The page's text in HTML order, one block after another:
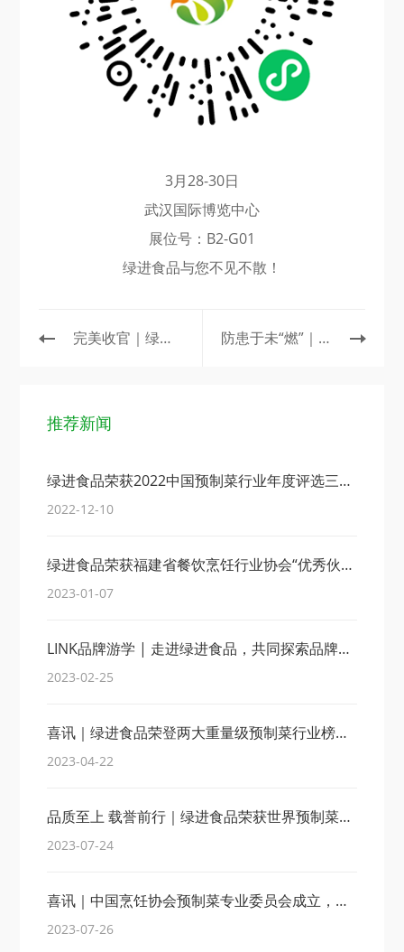
3月28-30日
武汉国际博览中心
展位号：B2-G01
绿进食品与您不见不散！
完美收官｜绿进食品2023第十一届中国食材电商节精彩回顾！ 防患于未“燃”｜第一届“绿进杯”消防技能大赛圆满举行！
推荐新闻
绿进食品荣获2022中国预制菜行业年度评选三大奖项！
2022-12-10
绿进食品荣获福建省餐饮烹饪行业协会“优秀伙伴奖”！
2023-01-07
LINK品牌游学 | 走进绿进食品，共同探索品牌供应链产业运营机密。
2023-02-25
喜讯｜绿进食品荣登两大重量级预制菜行业榜单！
2023-04-22
品质至上 载誉前行｜绿进食品荣获世界预制菜产业大会产品金奖！
2023-07-24
喜讯｜中国烹饪协会预制菜专业委员会成立，绿进食品当选副主席单位！
2023-07-26